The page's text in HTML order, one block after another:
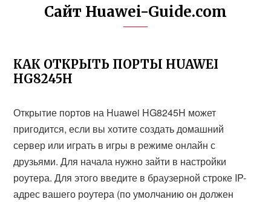
Сайт Huawei-Guide.com
КАК ОТКРЫТЬ ПОРТЫ HUAWEI
HG8245H
Открытие портов на Huawei HG8245H может
пригодится, если вы хотите создать домашний
сервер или играть в игры в режиме онлайн с
друзьями. Для начала нужно зайти в настройки
роутера. Для этого введите в браузерной строке IP-
адрес вашего роутера (по умолчанию он должен